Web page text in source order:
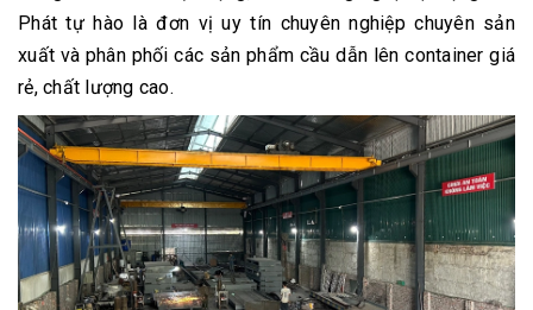
Phát tự hào là đơn vị uy tín chuyên nghiệp chuyên sản
xuất và phân phối các sản phẩm cầu dẫn lên container giá
rẻ, chất lượng cao.